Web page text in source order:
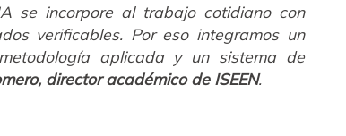
se incorpore al trabajo cotidiano con
verificables. Por eso integramos un
aplicada y un sistema de
director académico de ISEEN.